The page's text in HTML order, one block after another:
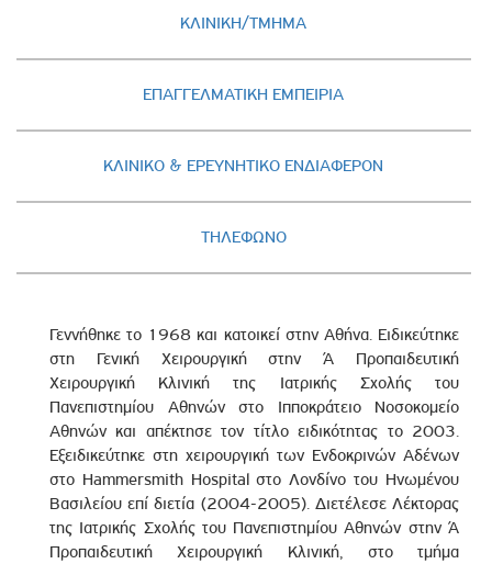
ΚΛΙΝΙΚΗ/ΤΜΗΜΑ
ΕΠΑΓΓΕΛΜΑΤΙΚΗ ΕΜΠΕΙΡΙΑ
ΚΛΙΝΙΚΟ & ΕΡΕΥΝΗΤΙΚΟ ΕΝΔΙΑΦΕΡΟΝ
ΤΗΛΕΦΩΝΟ
Γεννήθηκε το 1968 και κατοικεί στην Αθήνα. Ειδικεύτηκε
στη Γενική Χειρουργική στην Ά Προπαιδευτική
Χειρουργική Κλινική της Ιατρικής Σχολής του
Πανεπιστημίου Αθηνών στο Ιπποκράτειο Νοσοκομείο
Αθηνών και απέκτησε τον τίτλο ειδικότητας το 2003.
Εξειδικεύτηκε στη χειρουργική των Ενδοκρινών Αδένων
στο Hammersmith Hospital στο Λονδίνο του Ηνωμένου
Βασιλείου επί διετία (2004-2005). Διετέλεσε Λέκτορας
της Ιατρικής Σχολής του Πανεπιστημίου Αθηνών στην Ά
Προπαιδευτική Χειρουργική Κλινική, στο τμήμα